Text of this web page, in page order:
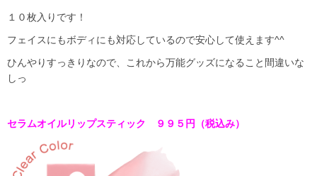
１０枚入りです！
フェイスにもボディにも対応しているので安心して使えます^^
ひんやりすっきりなので、これから万能グッズになること間違いな
しっ
セラムオイルリップスティック ９９５円（税込み）